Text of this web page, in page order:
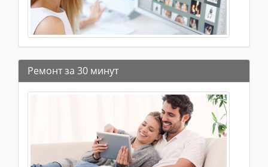
Ремонт за 30 минут